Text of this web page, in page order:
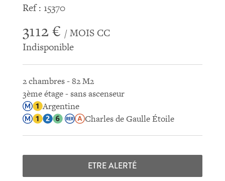
Ref : 15370
3112 € / MOIS CC
Indisponible
2 chambres - 82 M2
3ème étage - sans ascenseur
Argentine
Charles de Gaulle Étoile
ETRE ALERTÉ